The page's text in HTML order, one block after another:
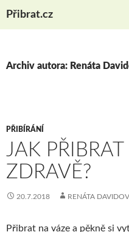
Přibrat.cz
WEBU
Archiv autora: Renáta
PŘIBÍRÁNÍ
JAK
ZDRAVĚ?
20.7.2018 RENÁTA
Přibrat na váze a pěkně si